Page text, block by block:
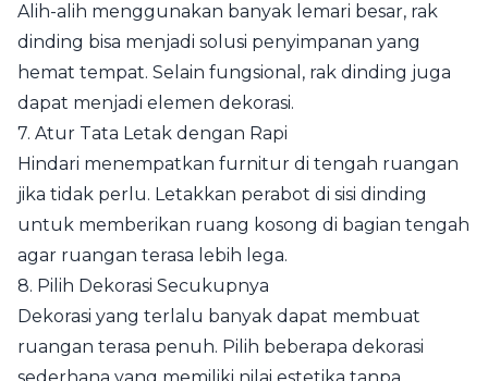
Alih-alih menggunakan banyak lemari besar, rak
dinding bisa menjadi solusi penyimpanan yang
hemat tempat. Selain fungsional, rak dinding juga
dapat menjadi elemen dekorasi.
7. Atur Tata Letak dengan Rapi
Hindari menempatkan furnitur di tengah ruangan
jika tidak perlu. Letakkan perabot di sisi dinding
untuk memberikan ruang kosong di bagian tengah
agar ruangan terasa lebih lega.
8. Pilih Dekorasi Secukupnya
Dekorasi yang terlalu banyak dapat membuat
ruangan terasa penuh. Pilih beberapa dekorasi